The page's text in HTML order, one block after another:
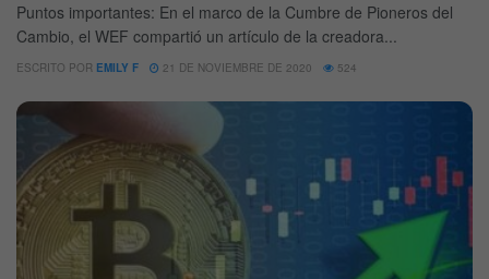
Puntos importantes: En el marco de la Cumbre de Pioneros del
Cambio, el WEF compartió un artículo de la creadora...
ESCRITO POR EMILY F 21 DE NOVIEMBRE DE 2020 524